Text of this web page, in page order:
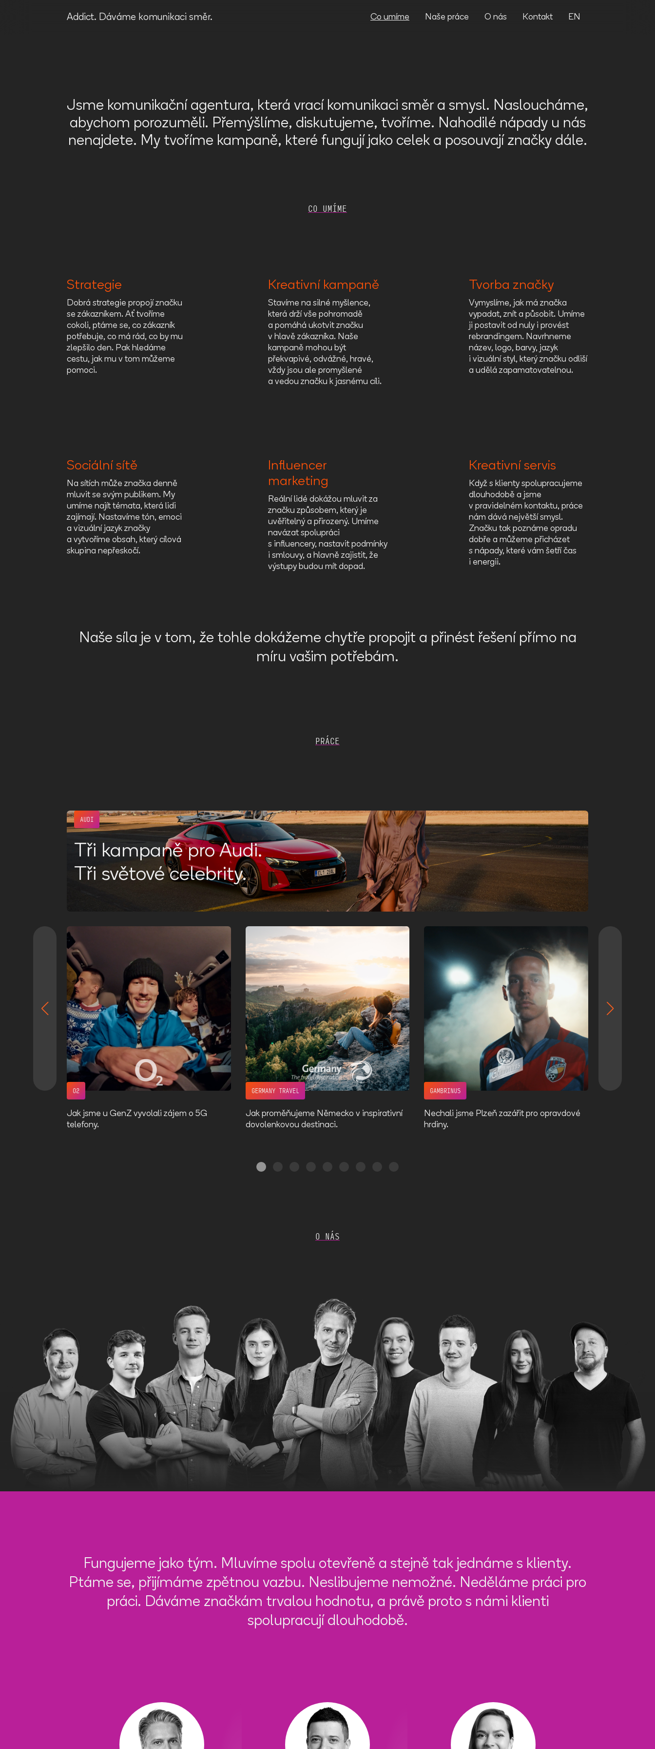
Addict. Dáváme komunikaci směr. Co umíme Naše práce O nás Kontakt EN
Jsme komunikační agentura, která vrací komunikaci směr a smysl. Nasloucháme,
abychom porozuměli. Přemýšlíme, diskutujeme, tvoříme. Nahodilé nápady u nás
nenajdete. My tvoříme kampaně, které fungují jako celek a posouvají značky dále.
CO UMÍME
Strategie
Dobrá strategie propojí značku
se zákazníkem. Ať tvoříme
cokoli, ptáme se, co zákazník
potřebuje, co má rád, co by mu
zlepšilo den. Pak hledáme
cestu, jak mu v tom můžeme
pomoci.
Kreativní kampaně
Stavíme na silné myšlence,
která drží vše pohromadě
a pomáhá ukotvit značku
v hlavě zákazníka. Naše
kampaně mohou být
překvapivé, odvážné, hravé,
vždy jsou ale promyšlené
a vedou značku k jasnému cíli.
Tvorba značky
Vymyslíme, jak má značka
vypadat, znít a působit. Umíme
ji postavit od nuly i provést
rebrandingem. Navrhneme
název, logo, barvy, jazyk
i vizuální styl, který značku odliší
a udělá zapamatovatelnou.
Sociální sítě
Na sítích může značka denně
mluvit se svým publikem. My
umíme najít témata, která lidi
zajímají. Nastavíme tón, emoci
a vizuální jazyk značky
a vytvoříme obsah, který cílová
skupina nepřeskočí.
Influencer
marketing
Reální lidé dokážou mluvit za
značku způsobem, který je
uvěřitelný a přirozený. Umíme
navázat spolupráci
s influencery, nastavit podmínky
i smlouvy, a hlavně zajistit, že
výstupy budou mít dopad.
Kreativní servis
Když s klienty spolupracujeme
dlouhodobě a jsme
v pravidelném kontaktu, práce
nám dává největší smysl.
Značku tak poznáme opradu
dobře a můžeme přicházet
s nápady, které vám šetří čas
i energii.
Naše síla je v tom, že tohle dokážeme chytře propojit a přinést řešení přímo na
míru vašim potřebám.
PRÁCE
AUDI
Tři kampaně pro Audi.
Tři světové celebrity.
O2
Jak jsme u GenZ vyvolali zájem o 5G
telefony.
GERMANY TRAVEL
Jak proměňujeme Německo v inspirativní
dovolenkovou destinaci.
GAMBRINUS
Nechali jsme Plzeň zazářit pro opravdové
hrdiny.
O NÁS
Fungujeme jako tým. Mluvíme spolu otevřeně a stejně tak jednáme s klienty.
Ptáme se, přijímáme zpětnou vazbu. Neslibujeme nemožné. Neděláme práci pro
práci. Dáváme značkám trvalou hodnotu, a právě proto s námi klienti
spolupracují dlouhodobě.